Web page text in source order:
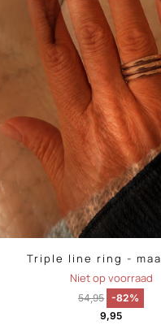
Triple line ring -
Niet op voorraad
54,95 -82%
9,95